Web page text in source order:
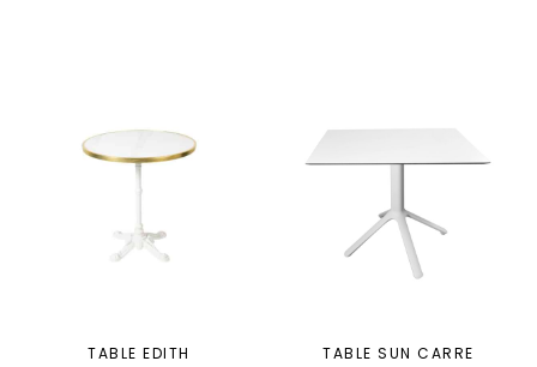
TABLE EDITH TABLE SUN CARRE